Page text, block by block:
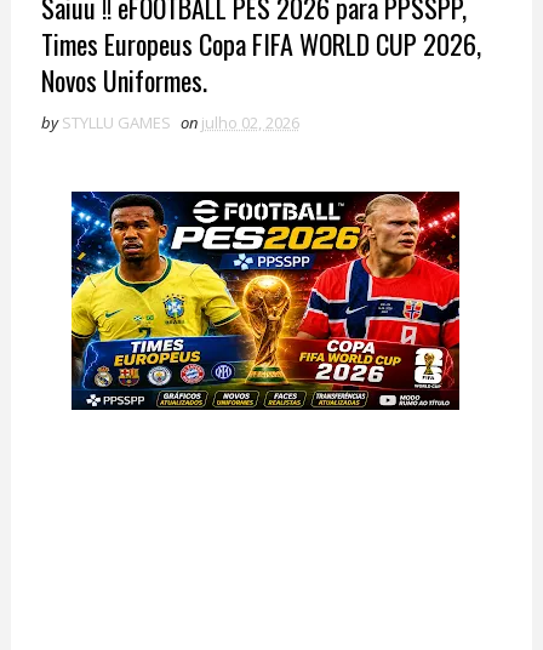
Times Europeus Copa FIFA WORLD CUP 2026,
Novos Uniformes.
by STYLLU GAMES on julho 02, 2026